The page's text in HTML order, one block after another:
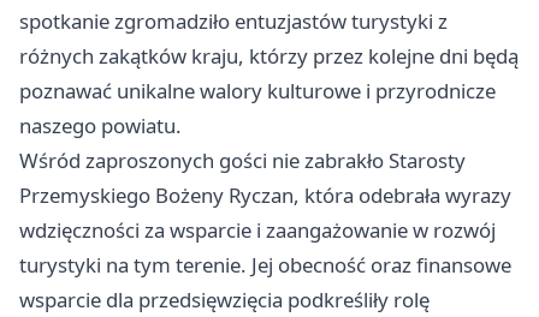
spotkanie zgromadziło entuzjastów turystyki z
różnych zakątków kraju, którzy przez kolejne dni będą
poznawać unikalne walory kulturowe i przyrodnicze
naszego powiatu.
Wśród zaproszonych gości nie zabrakło Starosty
Przemyskiego Bożeny Ryczan, która odebrała wyrazy
wdzięczności za wsparcie i zaangażowanie w rozwój
turystyki na tym terenie. Jej obecność oraz finansowe
wsparcie dla przedsięwzięcia podkreśliły rolę